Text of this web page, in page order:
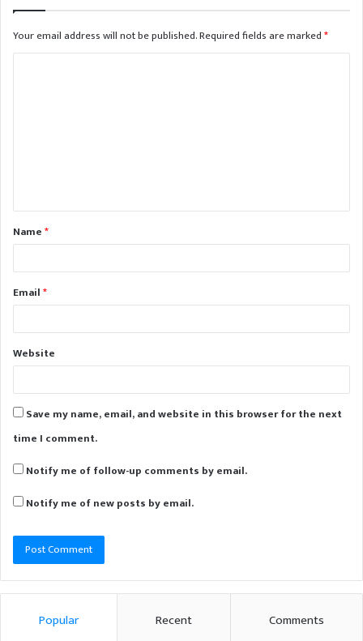
Your email address will not be published.Required fields are marked*
Name*
Email*
Website
Save my name, email, and website in this browser for the next
time I comment.
Notify me of follow-up comments by email.
Notify me of new posts by email.
Popular Recent Comments